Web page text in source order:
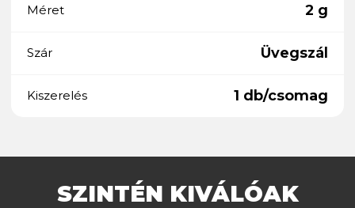
Méret 2 g
Szár Üvegszál
Kiszerelés 1 db/csomag
SZINTÉN KIVÁLÓAK